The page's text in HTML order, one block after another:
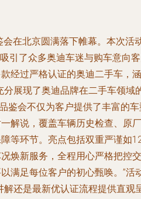
在北京圆满落下帷幕。本次活
引了众多奥迪车迷与购车意向
经过严格认证的奥迪二手车，涵
展现了奥迪品牌在二手车领域
鉴会不仅为客户提供了丰富的
解说，覆盖车辆历史检查、原厂
等环节。亮点包括双重严谨如
焕新服务，全程用心严格把控交
满足每位客户的初心甄唤。”活
解还是最新优认证流程提供直观